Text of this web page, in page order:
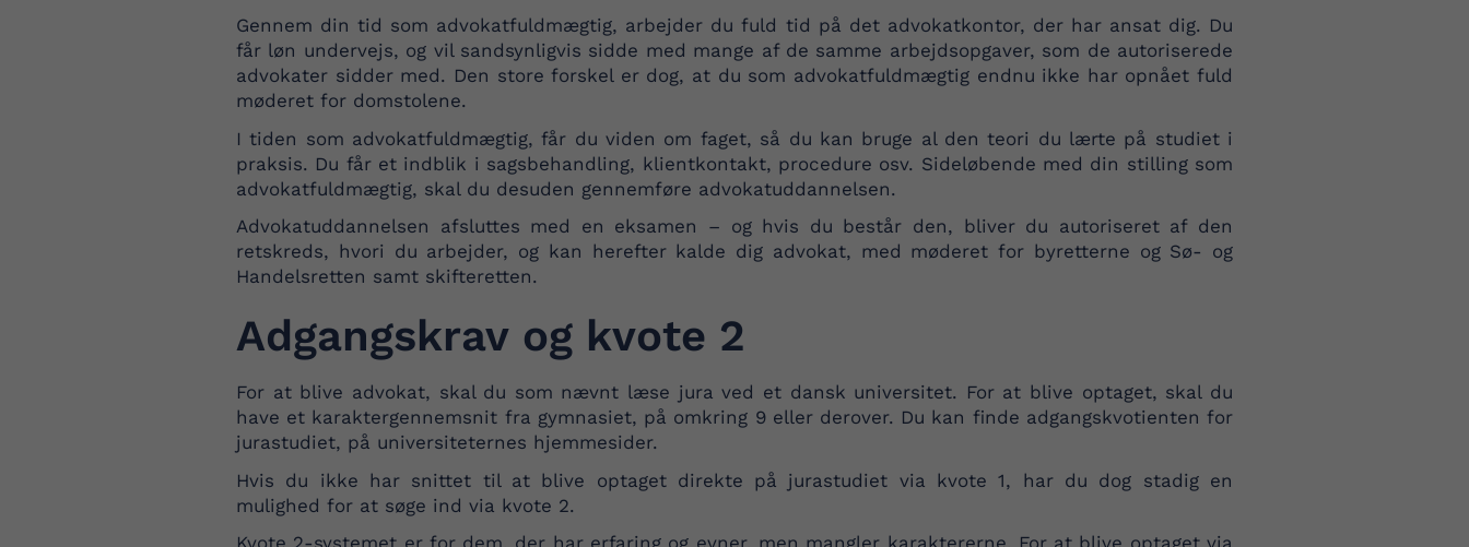
Gennem din tid som advokatfuldmægtig, arbejder du fuld tid på det advokatkontor, der har ansat dig. Du
får løn undervejs, og vil sandsynligvis sidde med mange af de samme arbejdsopgaver, som de autoriserede
advokater sidder med. Den store forskel er dog, at du som advokatfuldmægtig endnu ikke har opnået fuld
møderet for domstolene.
I tiden som advokatfuldmægtig, får du viden om faget, så du kan bruge al den teori du lærte på studiet i
praksis. Du får et indblik i sagsbehandling, klientkontakt, procedure osv. Sideløbende med din stilling som
advokatfuldmægtig, skal du desuden gennemføre advokatuddannelsen.
Advokatuddannelsen afsluttes med en eksamen – og hvis du består den, bliver du autoriseret af den
retskreds, hvori du arbejder, og kan herefter kalde dig advokat, med møderet for byretterne og Sø- og
Handelsretten samt skifteretten.
Adgangskrav og kvote 2
For at blive advokat, skal du som nævnt læse jura ved et dansk universitet. For at blive optaget, skal du
have et karaktergennemsnit fra gymnasiet, på omkring 9 eller derover. Du kan finde adgangskvotienten for
jurastudiet, på universiteternes hjemmesider.
Hvis du ikke har snittet til at blive optaget direkte på jurastudiet via kvote 1, har du dog stadig en
mulighed for at søge ind via kvote 2.
Kvote 2-systemet er for dem, der har erfaring og evner, men mangler karaktererne. For at blive optaget via